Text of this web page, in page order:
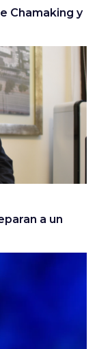
Chamaking y
a un